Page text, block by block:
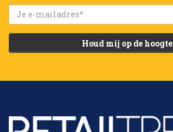
Houd mij op de hoogte